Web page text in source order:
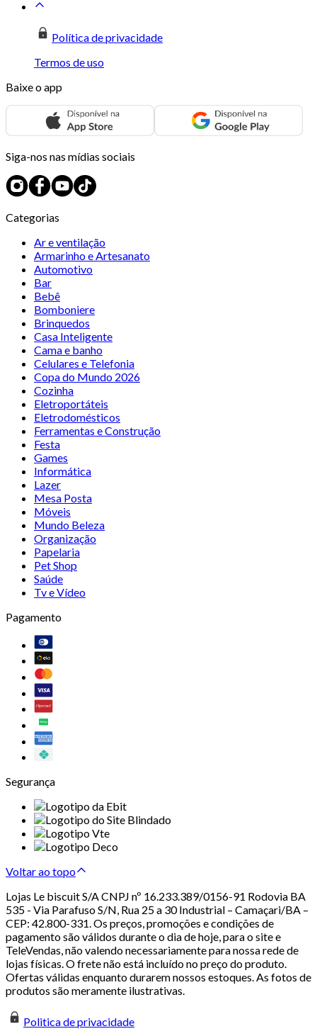
Política de privacidade
Termos de uso
Baixe o app
Siga-nos nas mídias sociais
Categorias
Ar e ventilação
Armarinho e Artesanato
Automotivo
Bar
Bebê
Bomboniere
Brinquedos
Casa Inteligente
Cama e banho
Celulares e Telefonia
Copa do Mundo 2026
Cozinha
Eletroportáteis
Eletrodomésticos
Ferramentas e Construção
Festa
Games
Informática
Lazer
Mesa Posta
Móveis
Mundo Beleza
Organização
Papelaria
Pet Shop
Saúde
Tv e Vídeo
Pagamento
Segurança
Voltar ao topo
Lojas Le biscuit S/A CNPJ nº 16.233.389/0156-91 Rodovia BA
535 - Via Parafuso S/N, Rua 25 a 30 Industrial – Camaçari/BA –
CEP: 42.800-331. Os preços, promoções e condições de
pagamento são válidos durante o dia de hoje, para o site e
TeleVendas, não valendo necessariamente para nossa rede de
lojas físicas. O frete não está incluído no preço do produto.
Ofertas válidas enquanto durarem nossos estoques. As fotos de
produtos são meramente ilustrativas.
Politica de privacidade